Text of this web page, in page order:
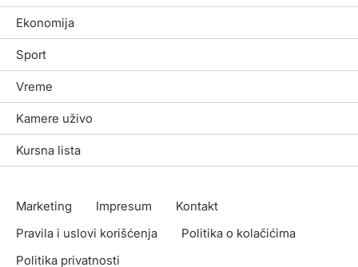
Ekonomija
Sport
Vreme
Kamere uživo
Kursna lista
Marketing Impresum
Kontakt
Pravila i uslovi korišćenja
Politika o kolačićima
Politika privatnosti